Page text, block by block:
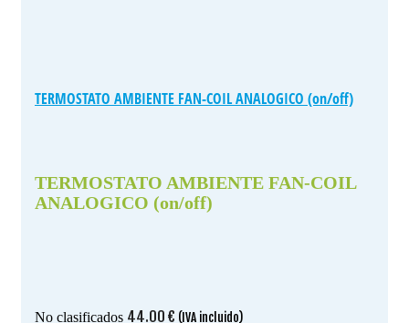
TERMOSTATO AMBIENTE FAN-COIL ANALOGICO (on/off)
TERMOSTATO AMBIENTE FAN-COIL
ANALOGICO (on/off)
No clasificados 44.00 € (IVA incluido)